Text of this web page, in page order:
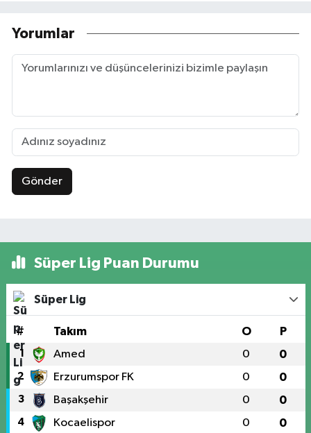
Yorumlar
Gönder
Süper Lig Puan Durumu
Süper Lig
# Takım O P
1 Amed 0 0
2 Erzurumspor FK 0 0
3 Başakşehir 0 0
4 Kocaelispor 0 0